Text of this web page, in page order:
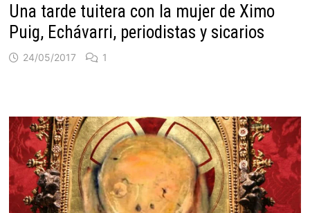
Una tarde tuitera con la mujer de Ximo
Puig, Echávarri, periodistas y sicarios
24/05/2017 1